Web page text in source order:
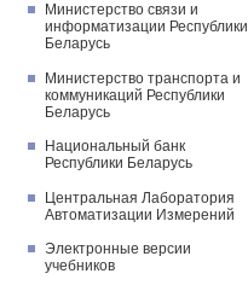
Министерство связи и
информатизации Республики
Беларусь
Министерство транспорта и
коммуникаций Республики
Беларусь
Национальный банк
Республики Беларусь
Центральная Лаборатория
Автоматизации Измерений
Электронные версии
учебников